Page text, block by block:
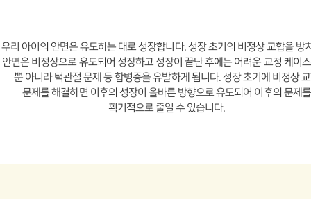
진정치료
웃음치료
우리 아이의 안면은 유도하는 대로 성장합니다.성장 초기의 비정상 교합을 방
안면은 비정상으로 유도되어 성장하고 성장이 끝난 후에는 어려운 교정 케이
뿐 아니라 턱관절 문제 등 합병증을 유발하게 됩니다.성장 초기에 비정상
문제를 해결하면 이후의 성장이 올바른 방향으로 유도되어 이후의 문제를
획기적으로 줄일 수 있습니다.